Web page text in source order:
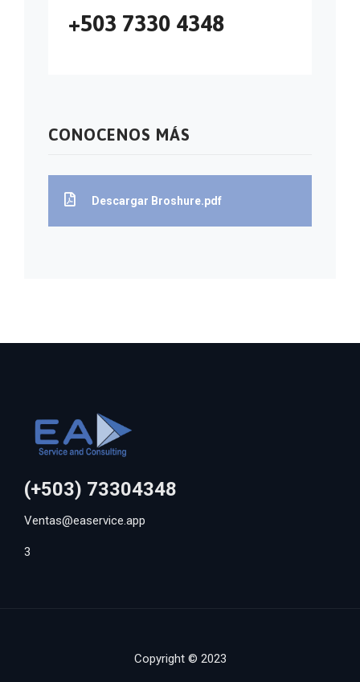
+503 7330 4348
CONOCENOS MÁS
Descargar Broshure.pdf
(+503) 73304348
Ventas@easervice.app
3
Copyright © 2023